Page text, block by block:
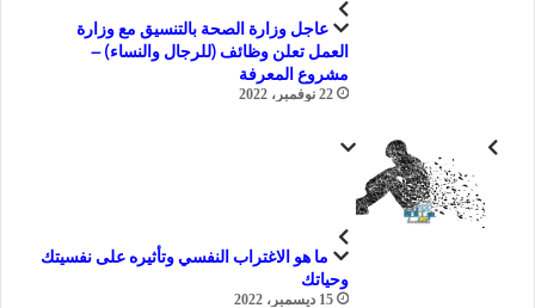
عاجل وزارة الصحة بالتنسيق مع وزارة
العمل تعلن وظائف (للرجال والنساء) –
مشروع المعرفة
22 نوفمبر، 2022
ما هو الاغتراب النفسي وتأثيره على نفسيتك
وحياتك
15 ديسمبر، 2022